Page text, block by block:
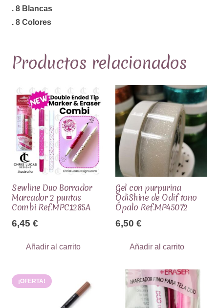
. 8 Blancas
. 8 Colores
Productos relacionados
Sewline Duo Borrador
Marcador 2 puntas
Combi Ref.MPC1285A
6,45 €
Añadir al carrito
Gel con purpurina
OdiShine de Odif tono
Ópalo Ref.MP45072
6,50 €
Añadir al carrito
¡OFERTA!